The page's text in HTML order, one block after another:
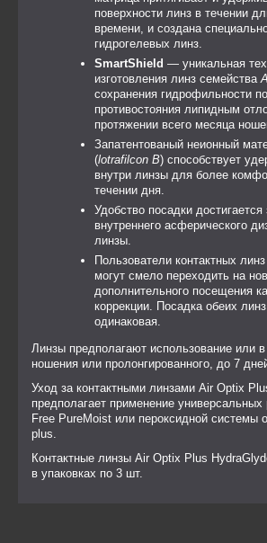
поверхности линз в течении
времени, и создана
гидрогелевых линз.
SmartShield — уникальная
изготовления линз семейства
сохранения гидрофильности
противостояния липидным
протяжении всего месяца
Запатентованый неионный
(lotrafilcon B) способствует
внутри линзы для более
течении дня.
Удобство посадки достигается
внутреннего асферического
линзы.
Пользователи контактных
могут смело переходить на
дополнительного посещения
коррекции. Посадка обеих
одинаковая.
Линзы предполагают использование или
ношения или пролонгированного, до 7
Уход за контактными линзами Air Optix
предполагает применение универсальных
Free PureMoist или пероксидной системы
plus.
Контактные линзы Air Optix Plus
в упаковках по 3 шт.